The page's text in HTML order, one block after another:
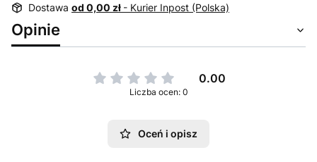
Dostawa od 0,00 zł - Kurier Inpost (Polska)
Opinie
0.00
Liczba ocen: 0
Oceń i opisz